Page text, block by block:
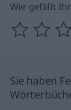
Wie gefällt
Sie haben